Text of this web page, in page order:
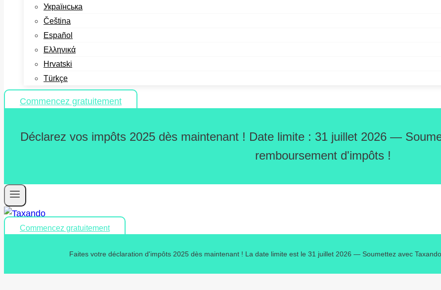
Українська
Čeština
Español
Ελληνικά
Hrvatski
Türkçe
Commencez gratuitement
Déclarez vos impôts 2025 dès maintenant ! Date limite : 31 juillet 2026 —
remboursement d'impôts !
Commencez gratuitement
Faites votre déclaration d'impôts 2025 dès maintenant ! La date limite est le 31 juillet 2026 — Soumettez avec